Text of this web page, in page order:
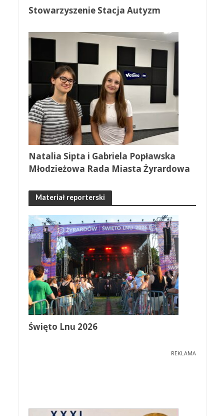
Stowarzyszenie Stacja Autyzm
Natalia Sipta i Gabriela Popławska
Młodzieżowa Rada Miasta Żyrardowa
Materiał reporterski
Święto Lnu 2026
REKLAMA